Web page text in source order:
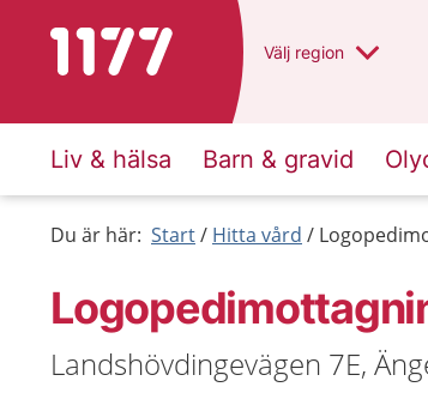
Till startsidan för 1177 Välj region
Liv & hälsa Barn & gravid
Du är här: Start Hitta vård
Landshövdingevägen 7E,